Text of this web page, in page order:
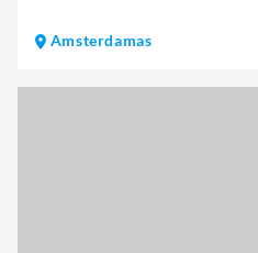
Amsterdamas